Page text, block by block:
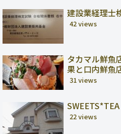
建設業経理
42 views
タカマル鮮魚
果と口内鮮魚
31 views
22 views